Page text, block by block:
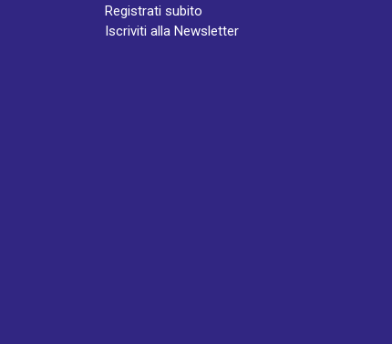
Registrati subito
Iscriviti alla Newsletter